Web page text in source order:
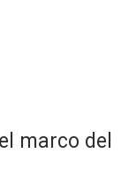
marco del